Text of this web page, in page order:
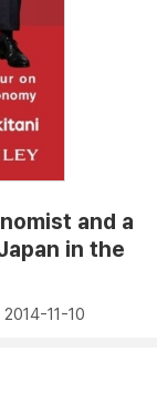
and a
in the
2014-11-10